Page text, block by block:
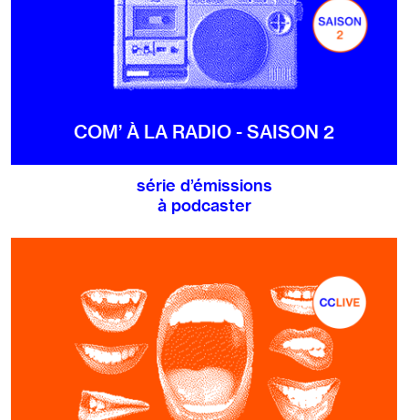
COM’ À LA RADIO - SAISON 2
série d’émissions
à podcaster